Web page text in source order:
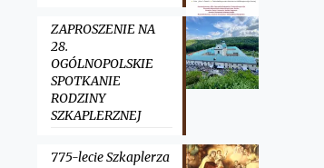
ZAPROSZENIE NA
28.
OGÓLNOPOLSKIE
SPOTKANIE
RODZINY
SZKAPLERZNEJ
775-lecie Szkaplerza